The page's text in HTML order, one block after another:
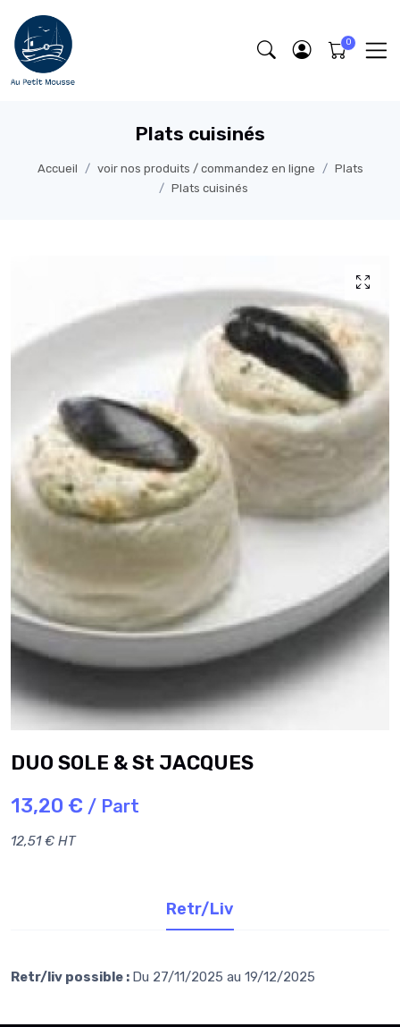
Plats cuisinés
Accueil voir nos produits / commandez en ligne
Plats
Plats cuisinés
DUO SOLE & St JACQUES
13,20 € / Part
12,51 € HT
Retr/Liv
Retr/liv possible : Du 27/11/2025 au 19/12/2025